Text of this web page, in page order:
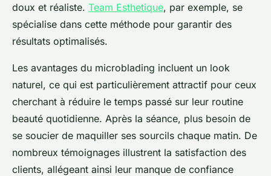
doux et réaliste. Team Esthetique, par exemple, se
spécialise dans cette méthode pour garantir des
résultats optimalisés.
Les avantages du microblading incluent un look
naturel, ce qui est particulièrement attractif pour ceux
cherchant à réduire le temps passé sur leur routine
beauté quotidienne. Après la séance, plus besoin de
se soucier de maquiller ses sourcils chaque matin. De
nombreux témoignages illustrent la satisfaction des
clients, allégeant ainsi leur manque de confiance